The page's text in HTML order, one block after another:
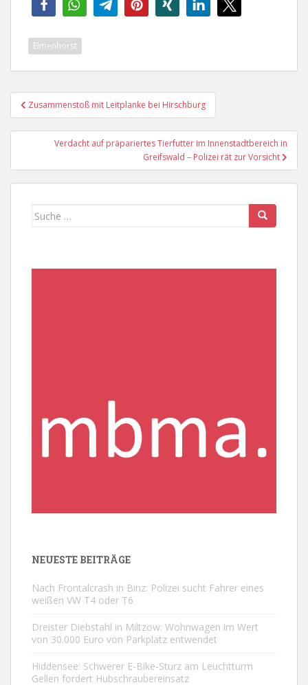
Elmenhorst
Beitragsnavigation
Zusammenstoß mit Leitplanke bei Hirschburg
Verdacht auf präpariertes Tierfutter im Innenstadtbereich in
Greifswald – Polizei rät zur Vorsicht
Suche
NEUESTE BEITRÄGE
Nach Frontalcrash in Binz: Polizei sucht Fahrer eines
weißen VW T4 oder T6
Dreister Diebstahl in Miltzow: Wohnwagen im Wert
von 30.000 Euro von Parkplatz entwendet
Hiddensee: Schwerer E-Bike-Sturz am Leuchtturm
Gellen fordert Hubschraubereinsatz